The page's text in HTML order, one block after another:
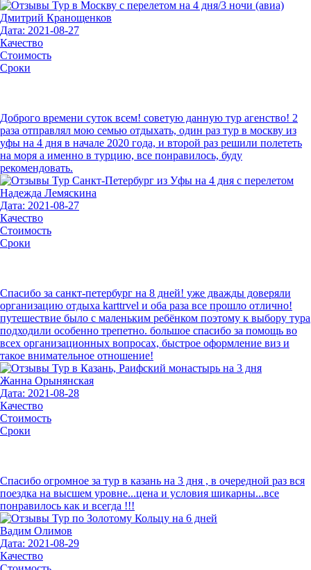
Дмитрий Кранощенков
Дата: 2021-08-27
Качество
Стоимость
Сроки
Доброго времени суток всем! советую данную тур агенство! 2
раза отправлял мою семью отдыхать, один раз тур в москву из
уфы на 4 дня в начале 2020 года, и второй раз решили полететь
на моря а именно в турцию, все понравилось, буду
рекомендовать.
Надежда Лемяскина
Дата: 2021-08-27
Качество
Стоимость
Сроки
Спасибо за санкт-петербург на 8 дней! уже дважды доверяли
организацию отдыха karttrvel и оба раза все прошло отлично!
путешествие было с маленьким ребёнком поэтому к выбору тура
подходили особенно трепетно. большое спасибо за помощь во
всех организационных вопросах, быстрое оформление виз и
такое внимательное отношение!
Жанна Орынянская
Дата: 2021-08-28
Качество
Стоимость
Сроки
Спасибо огромное за тур в казань на 3 дня , в очередной раз вся
поездка на высшем уровне...цена и условия шикарны...все
понравилось как и всегда !!!
Вадим Олимов
Дата: 2021-08-29
Качество